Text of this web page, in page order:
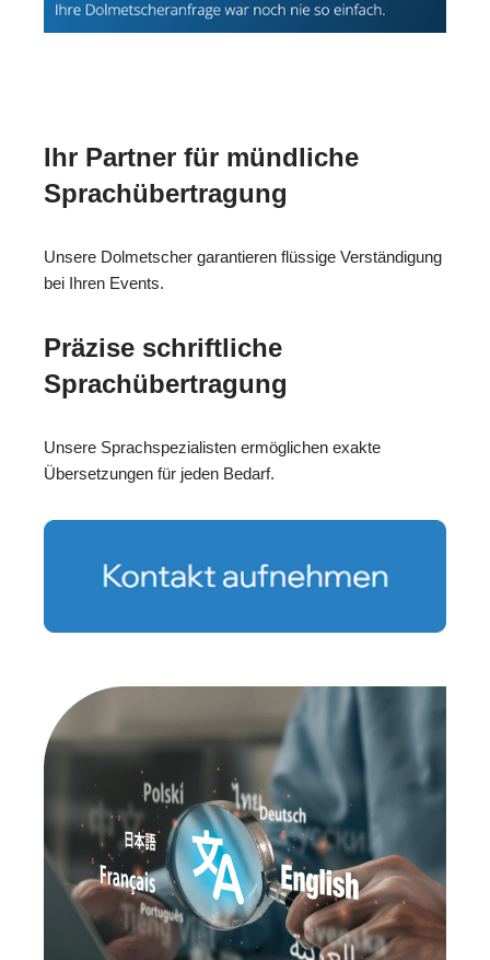
Ihr Partner für mündliche
Sprachübertragung
Unsere Dolmetscher garantieren flüssige Verständigung
bei Ihren Events.
Präzise schriftliche
Sprachübertragung
Unsere Sprachspezialisten ermöglichen exakte
Übersetzungen für jeden Bedarf.